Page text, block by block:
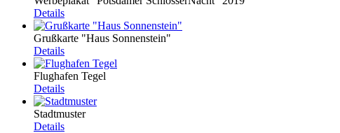
Details
Grußkarte "Haus Sonnenstein"
Details
Flughafen Tegel
Details
Stadtmuster
Details